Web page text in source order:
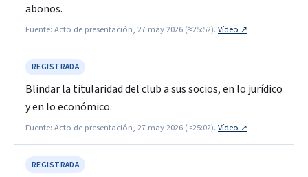
abonos.
Fuente: Acto de presentación, 27 may 2026 (≈25:52). Vídeo ↗
REGISTRADA
Blindar la titularidad del club a sus socios, en lo jurídico
y en lo económico.
Fuente: Acto de presentación, 27 may 2026 (≈25:02). Vídeo ↗
REGISTRADA